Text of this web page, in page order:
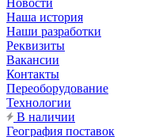
Новости
Наша история
Наши разработки
Реквизиты
Вакансии
Контакты
Переоборудование
Технологии
В наличии
География поставок